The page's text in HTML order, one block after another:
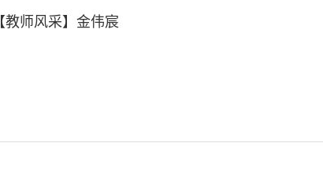
【教师风采】金伟宸